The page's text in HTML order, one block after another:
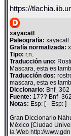
https://
xayacatl
Paleografía: xayacatl
Grafía normalizada:
Tipo: r.n.
Traducción uno:
Mascara, esta es
Traducción dos:
mascara, esta es
Diccionario: Bnf_362
Fuente: 17?? Bnf_362
Notas: Esp: [-- Esp:
Gran Diccionario
México [Ciudad
la Web http://